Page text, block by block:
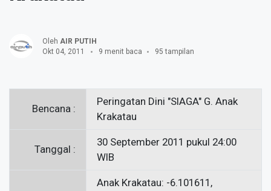
Oleh AIR PUTIH
Okt 04, 2011
9 menit baca 95 tampilan
Bencana :
Peringatan Dini "SIAGA" G. Anak
Krakatau
Tanggal :
30 September 2011 pukul 24:00
WIB
Anak Krakatau: -6.101611,